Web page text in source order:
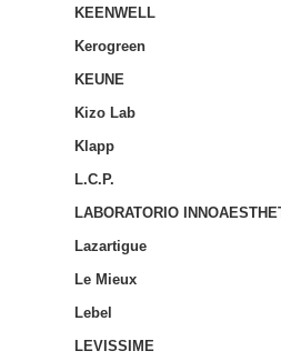
KEENWELL
Kerogreen
KEUNE
Kizo Lab
Klapp
L.C.P.
LABORATORIO
Lazartigue
Le Mieux
Lebel
LEVISSIME